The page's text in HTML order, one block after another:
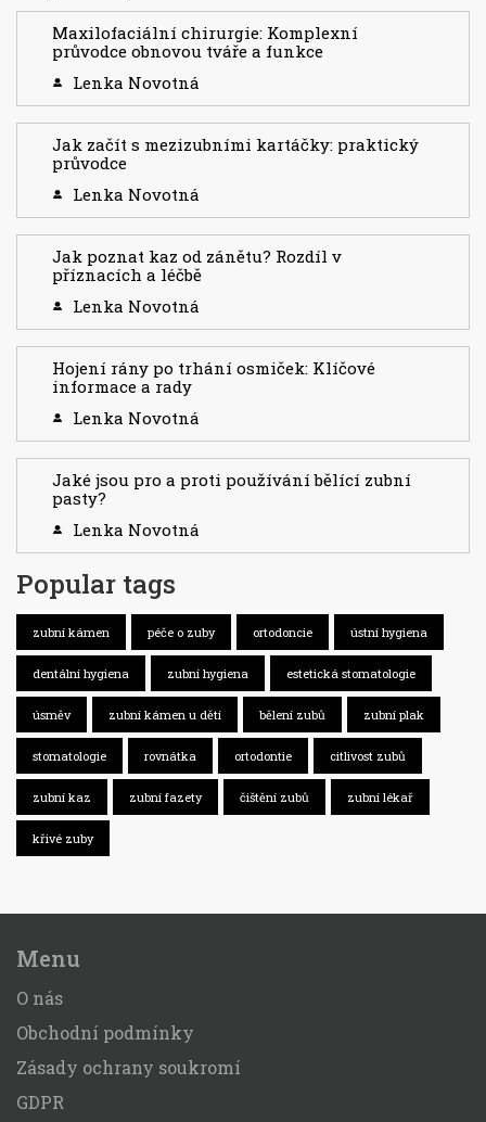
Maxilofaciální chirurgie: Komplexní
průvodce obnovou tváře a funkce
Lenka Novotná
Jak začít s mezizubními kartáčky: praktický
průvodce
Lenka Novotná
Jak poznat kaz od zánětu? Rozdíl v
příznacích a léčbě
Lenka Novotná
Hojení rány po trhání osmiček: Klíčové
informace a rady
Lenka Novotná
Jaké jsou pro a proti používání bělící zubní
pasty?
Lenka Novotná
Popular tags
zubní kámen péče o zuby ortodoncie ústní hygiena
dentální hygiena zubní hygiena estetická stomatologie
úsměv zubní kámen u dětí bělení zubů zubní plak
stomatologie rovnátka ortodontie citlivost zubů
zubní kaz zubní fazety čištění zubů zubní lékař
křivé zuby
Menu
O nás
Obchodní podmínky
Zásady ochrany soukromí
GDPR